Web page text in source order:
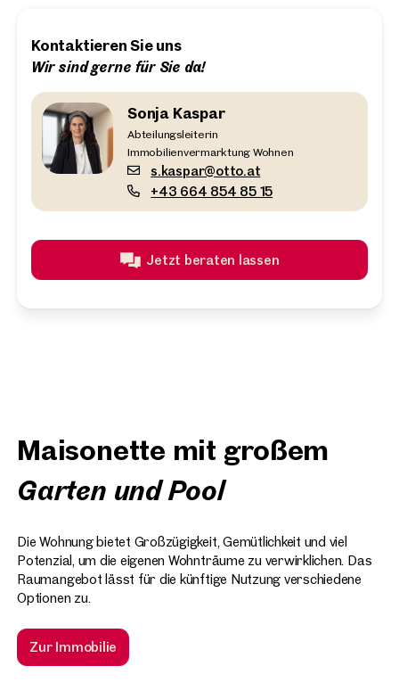
Kontaktieren Sie uns
Wir sind gerne für Sie da!
Sonja Kaspar
Abteilungsleiterin
Immobilienvermarktung Wohnen
s.kaspar@otto.at
+43 664 854 85 15
Jetzt beraten lassen
Maisonette mit großem
Garten und Pool
Die Wohnung bietet Großzügigkeit, Gemütlichkeit und viel
Potenzial, um die eigenen Wohnträume zu verwirklichen. Das
Raumangebot lässt für die künftige Nutzung verschiedene
Optionen zu.
Zur Immobilie